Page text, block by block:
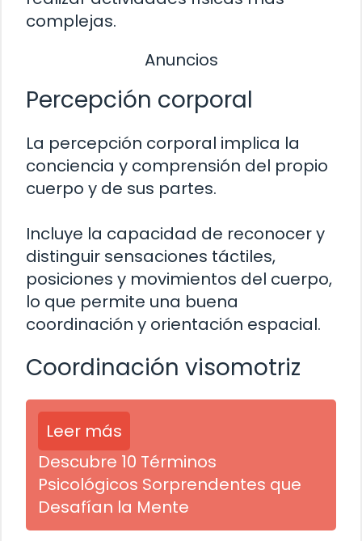
complejas.
Anuncios
Percepción corporal
La percepción corporal implica la
conciencia y comprensión del propio
cuerpo y de sus partes.
Incluye la capacidad de reconocer y
distinguir sensaciones táctiles,
posiciones y movimientos del cuerpo,
lo que permite una buena
coordinación y orientación espacial.
Coordinación visomotriz
Leer más
Descubre 10 Términos
Psicológicos Sorprendentes que
Desafían la Mente